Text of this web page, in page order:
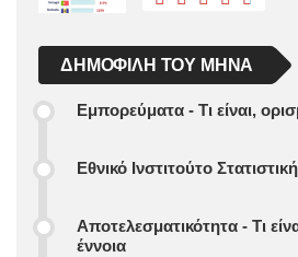
ΔΗΜΟΦΙΛΉ ΤΟΥ ΜΉΝΑ
Εμπορεύματα - Τι είναι,
Εθνικό Ινστιτούτο
Αποτελεσματικότητα - Τι
έννοια